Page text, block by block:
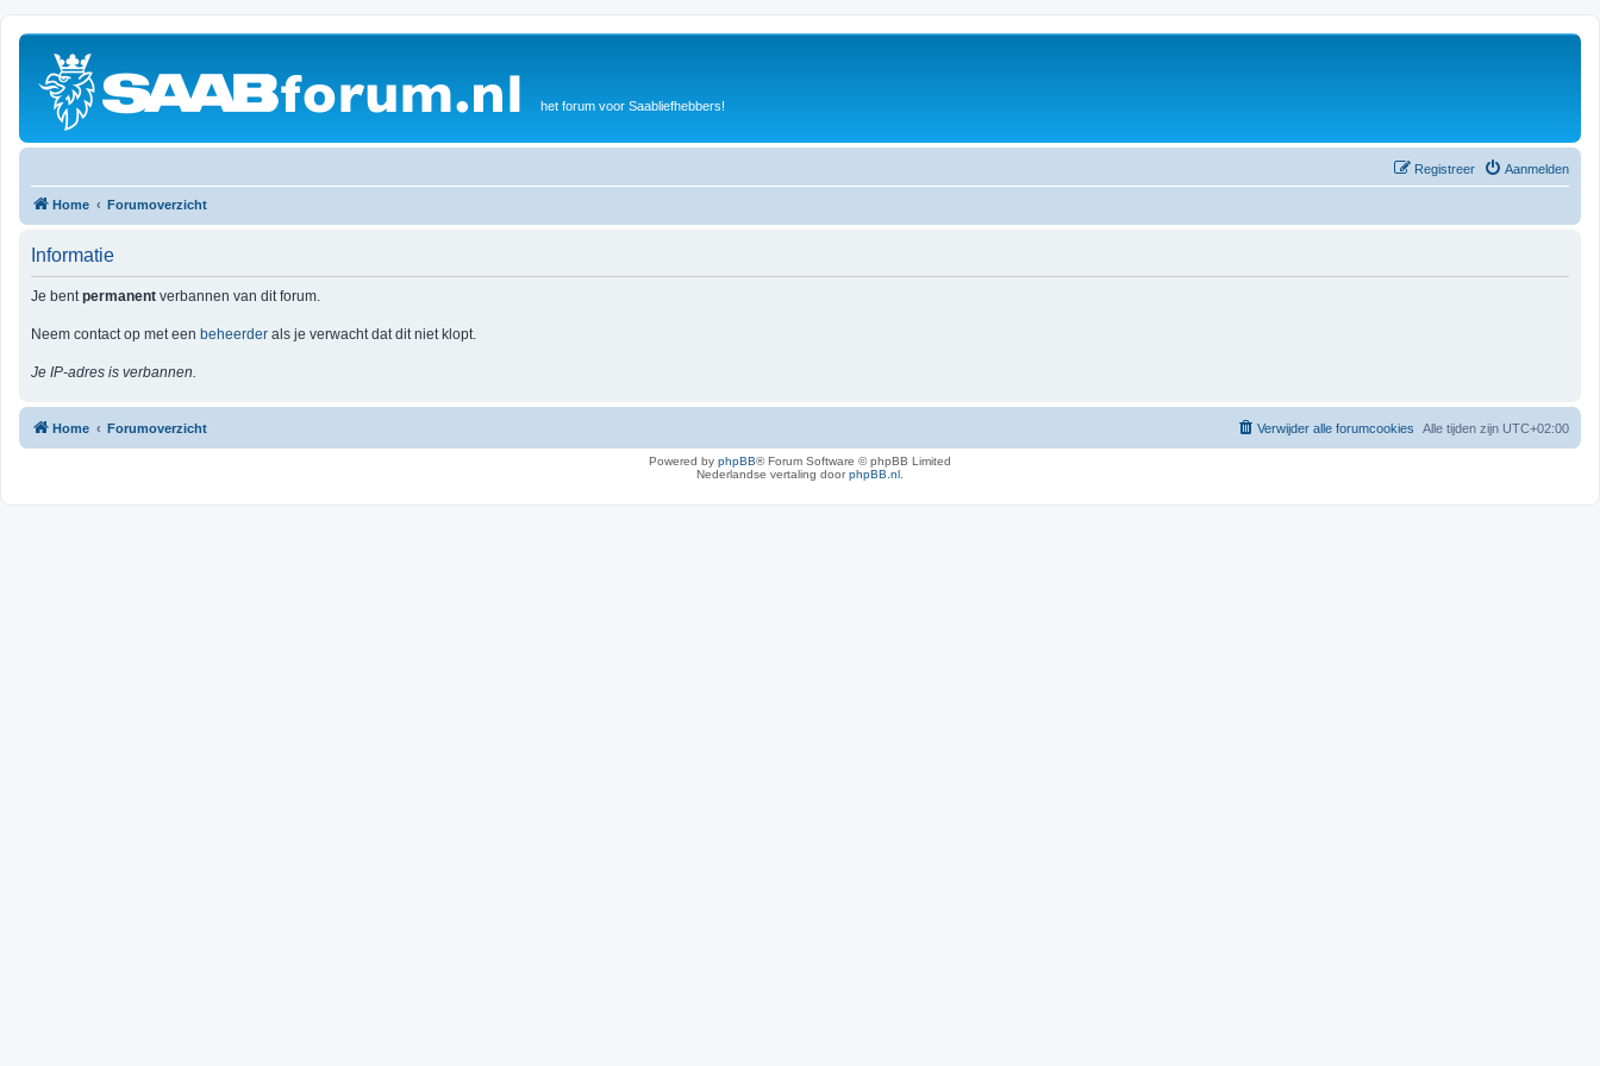
het forum voor Saabliefhebbers!
Aanmelden
Registreer
Home Forumoverzicht
Informatie
Je bentpermanent verbannen van dit forum.
Neem contact op met een beheerder als je verwacht dat dit niet klopt.
Je IP-adres is verbannen.
Home Forumoverzicht Alle tijden zijn UTC+02:00
Verwijder alle forumcookies
Powered by phpBB® Forum Software © phpBB Limited
Nederlandse vertaling doorphpBB.nl